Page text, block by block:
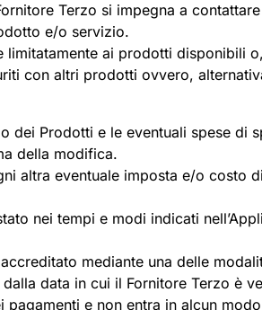
Terzo si impegna a
e/o servizio.
ai prodotti disponibili
con altri prodotti ovvero,
Prodotti e le eventuali spese di
della modifica.
altra eventuale imposta e/o costo
nei tempi e modi indicati
mediante una delle
data in cui il Fornitore Terzo è
pagamenti e non entra in alcun